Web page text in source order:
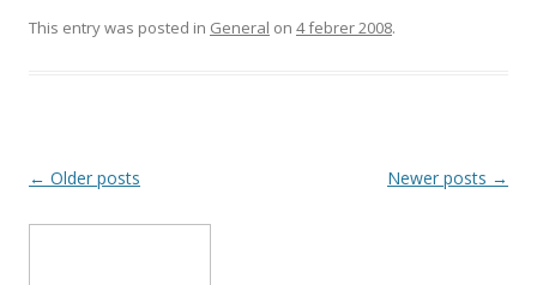
e
k
itt m
This entry was posted in General on 4 febrer 2008.
Post
← Older posts Newer posts →